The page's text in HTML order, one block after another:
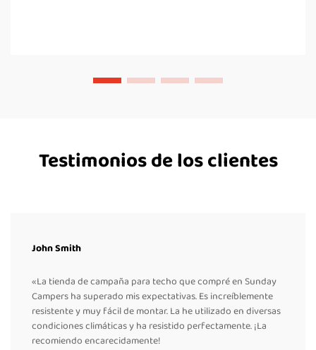
Testimonios de los clientes
John Smith
«La tienda de campaña para techo que compré en Sunday
Campers ha superado mis expectativas. Es increíblemente
resistente y muy fácil de montar. La he utilizado en diversas
condiciones climáticas y ha resistido perfectamente. ¡La
recomiendo encarecidamente!